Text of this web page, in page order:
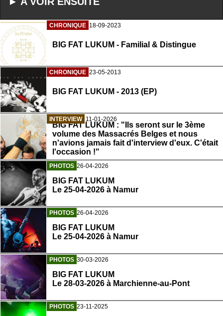
CHRONIQUE 18-09-2023
BIG FAT LUKUM - Familial & Distingue
CHRONIQUE 23-05-2013
BIG FAT LUKUM - 2013 (EP)
INTERVIEW 11-01-2026
BIG FAT LUKUM : "Ils seront sur le 3ème
volume des Massacrés Belges et nous
n'avions jamais fait d'interview d'eux. C'était
l'occasion !"
PHOTOS 26-04-2026
BIG FAT LUKUM
Le 25-04-2026 à Namur
PHOTOS 26-04-2026
BIG FAT LUKUM
Le 25-04-2026 à Namur
PHOTOS 30-03-2026
BIG FAT LUKUM
Le 28-03-2026 à Marchienne-au-Pont
PHOTOS 23-11-2025